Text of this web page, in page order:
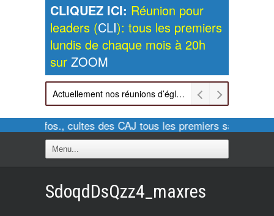
CLIQUEZ ICI: Réunion pour
leaders (CLI): tous les premiers
lundis de chaque mois à 20h
sur ZOOM
Actuellement nos réunions d’église sont retransmises sur ZOOM les dimanches à 11h et vendredis à 20h00
Pour infos., cultes des CAJ tous les premiers samedis
SdoqdDsQzz4_maxres